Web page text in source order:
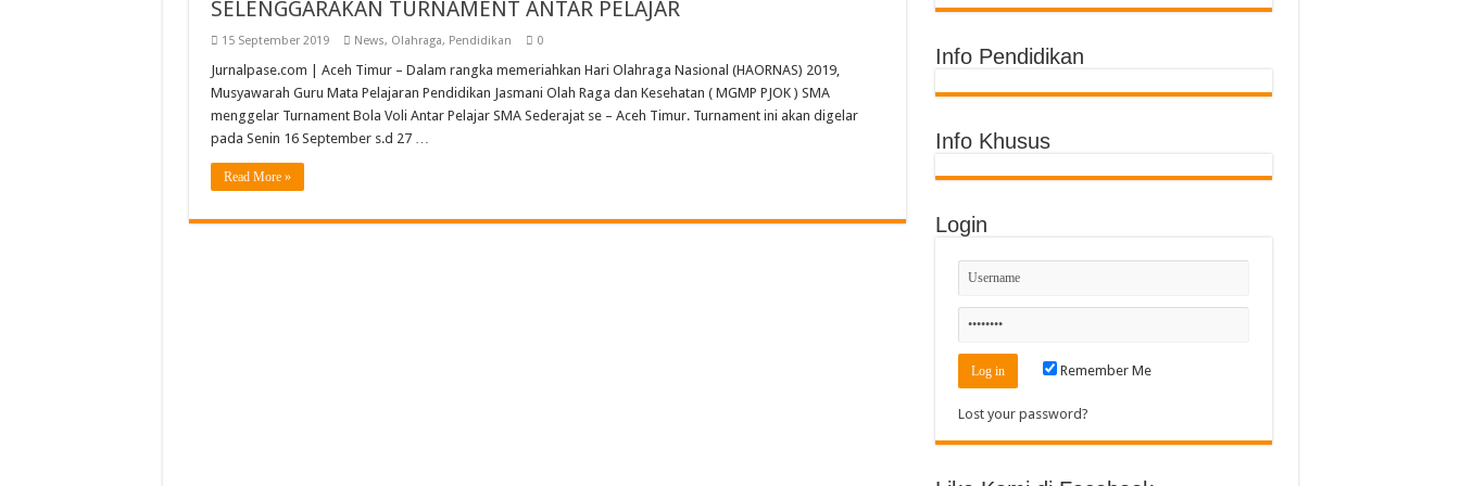
SLB YBSM Banda Aceh Raih Juara Umum di Acara Kontes Sekolah
Bidang Literasi IGI Aceh Timur Raih Penghargaan Buku Etnik Nusantara
SMAN Unggul Aceh Timur Terima Penghargaan Sekolah Adiwiyata Tingkat Provinsi 2026
Semarak Pembagian Rapor di MIN 11 Banda Aceh: Penghargaan Prestasi, Literasi, dan Karya Guru
SELENGGARAKAN TURNAMENT ANTAR PELAJAR
15 September 2019 News, Olahraga, Pendidikan 0
Jurnalpase.com | Aceh Timur – Dalam rangka memeriahkan Hari Olahraga Nasional (HAORNAS) 2019,
Musyawarah Guru Mata Pelajaran Pendidikan Jasmani Olah Raga dan Kesehatan ( MGMP PJOK ) SMA
menggelar Turnament Bola Voli Antar Pelajar SMA Sederajat se – Aceh Timur. Turnament ini akan digelar
pada Senin 16 September s.d 27 …
Read More »
Info Pendidikan
Info Khusus
Login
Remember Me
Lost your password?